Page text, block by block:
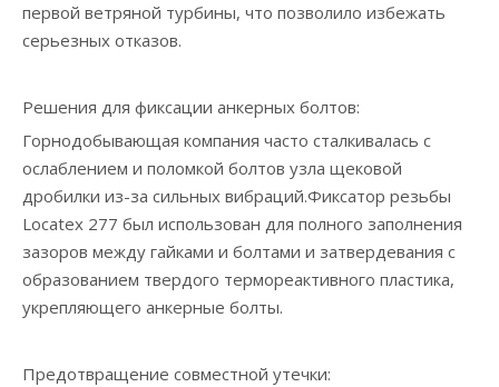
первой ветряной турбины, что позволило избежать
серьезных отказов.
Решения для фиксации анкерных болтов:
Горнодобывающая компания часто сталкивалась с
ослаблением и поломкой болтов узла щековой
дробилки из-за сильных вибраций.Фиксатор резьбы
Locatex 277 был использован для полного заполнения
зазоров между гайками и болтами и затвердевания с
образованием твердого термореактивного пластика,
укрепляющего анкерные болты.
Предотвращение совместной утечки: